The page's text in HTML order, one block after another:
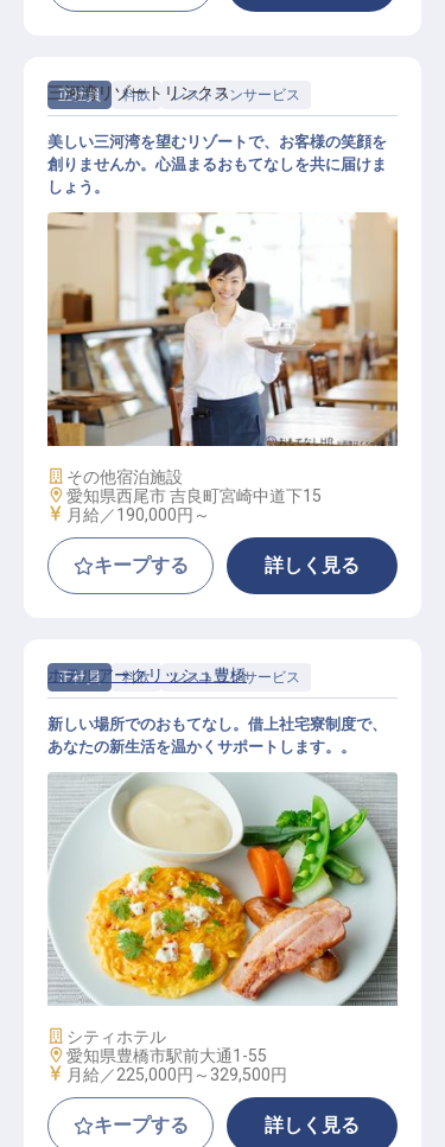
正社員 料飲 レストランサービス
レストランサービス
三河湾リゾートリンクス
美しい三河湾を望むリゾートで、お客様の笑顔を
創りませんか。心温まるおもてなしを共に届けま
しょう。
施設業態
その他宿泊施設
勤務地
愛知県西尾市 吉良町宮崎中道下15
給与
月給／190,000円～
キープする 詳しく見る
正社員 料飲 レストランサービス
レストランのサービススタッフ
ホテルアークリッシュ豊橋
新しい場所でのおもてなし。借上社宅寮制度で、
あなたの新生活を温かくサポートします。。
施設業態
シティホテル
勤務地
愛知県豊橋市駅前大通1-55
給与
月給／225,000円～ 329,500円
キープする 詳しく見る